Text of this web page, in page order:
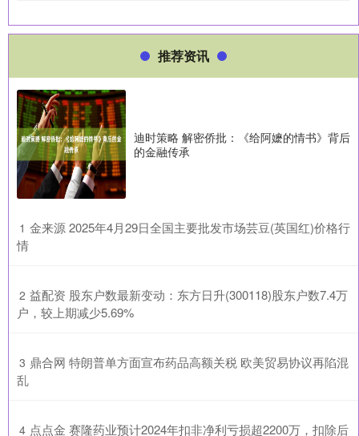
推荐资讯
迪时策略 解密侨批：《给阿嬷的情书》背后
的金融传承
1 ​金来源 2025年4月29日全国主要批发市场芸豆(英国红)价格行
情
2 ​益配资 股东户数最新变动：东方日升(300118)股东户数7.4万
户，较上期减少5.69%
3 ​鼎合网 特朗普单方面宣布药品高额关税 欧美贸易协议再陷混
乱
4 ​点点金 赛隆药业预计2024年扣非净利亏损超2200万，扣除后